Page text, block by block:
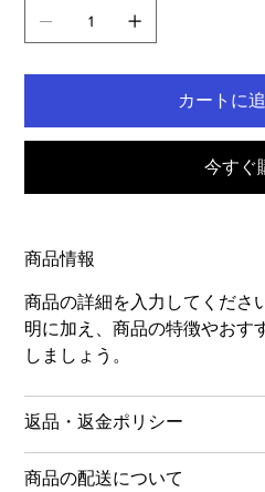
カートに
今すぐ
商品情報
商品の詳細を入力してくださ
明に加え、商品の特徴やおす
しましょう。
返品・返金ポリシー
商品の配送について